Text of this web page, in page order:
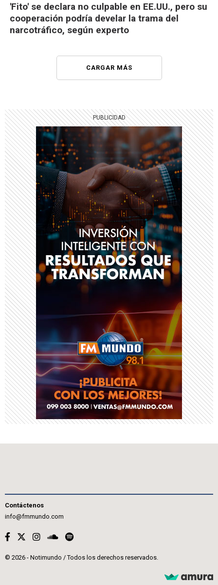
'Fito' se declara no culpable en EE.UU., pero su
cooperación podría develar la trama del
narcotráfico, según experto
CARGAR MÁS
Contáctenos
info@fmmundo.com
© 2026 - Notimundo / Todos los derechos reservados.